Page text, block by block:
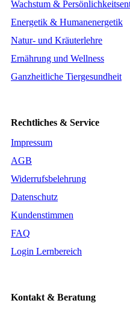
Wachstum &
Energetik & Humanenergetik
Natur- und Kräuterlehre
Ernährung und Wellness
Ganzheitliche Tiergesundheit
Rechtliches & Service
Impressum
AGB
Widerrufsbelehrung
Datenschutz
Kundenstimmen
FAQ
Login Lernbereich
Kontakt & Beratung